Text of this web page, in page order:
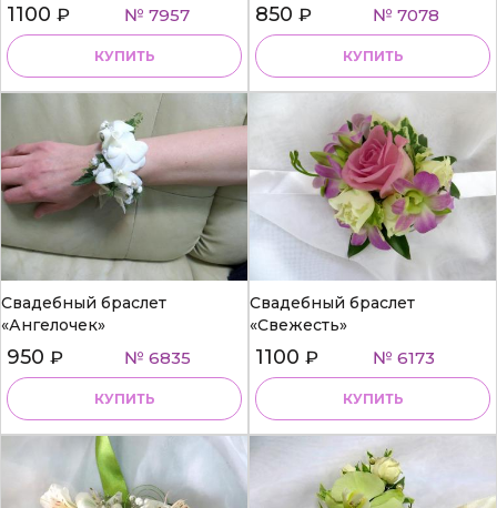
1100 ₽ № 7957
КУПИТЬ
850 ₽ № 7078
КУПИТЬ
Свадебный браслет
«Ангелочек»
950 ₽ № 6835
КУПИТЬ
Свадебный браслет
«Свежесть»
1100 ₽ № 6173
КУПИТЬ